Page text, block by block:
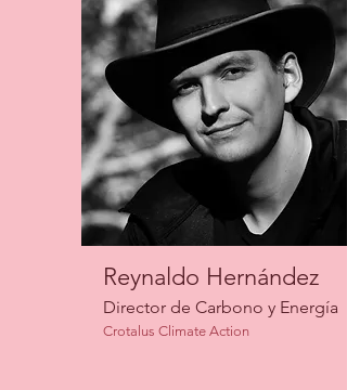
Reynaldo Hernández
Director de Carbono y Energía
Crotalus Climate Action